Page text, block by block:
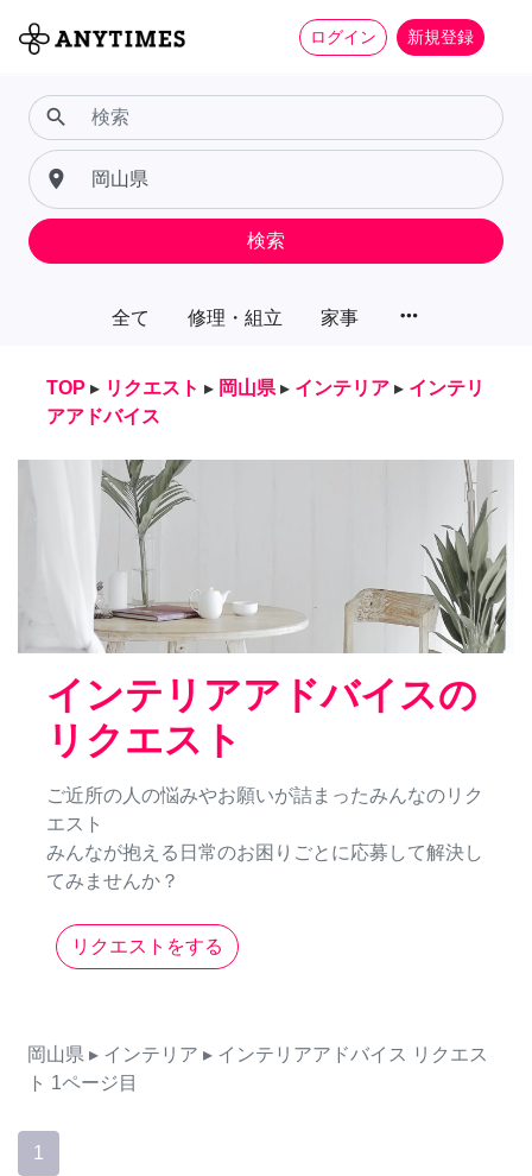
ログイン 新規登録
全て 修理・組立 家事 more_horiz
search
place
検索
TOP ▸ リクエスト ▸ 岡山県 ▸ インテリア ▸ インテリ
アアドバイス
インテリアアドバイスの
リクエスト
ご近所の人の悩みやお願いが詰まったみんなのリク
エスト
みんなが抱える日常のお困りごとに応募して解決し
てみませんか？
リクエストをする
岡山県 ▸ インテリア ▸ インテリアアドバイス リクエス
ト 1ページ目
1